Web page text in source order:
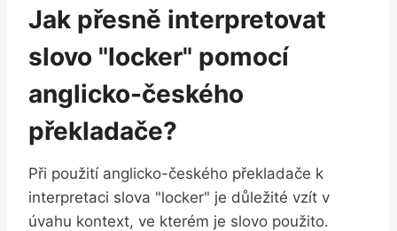
Jak přesně interpretovat
slovo "locker" pomocí
anglicko-českého
překladače?
Při použití anglicko-českého překladače k
interpretaci slova "locker" je důležité vzít v
úvahu kontext, ve kterém je slovo použito.